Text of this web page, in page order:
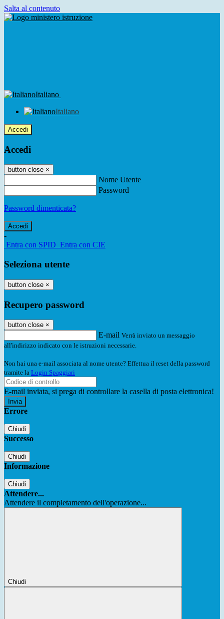
Salta al contenuto
Italiano
Italiano
Accedi
Accedi
button close ×
Nome Utente
Password
Password dimenticata?
-
Entra con SPID Entra con CIE
Seleziona utente
button close ×
Recupero password
button close ×
E-mail Verrà inviato un messaggio
all'indirizzo indicato con le istruzioni necessarie.
Non hai una e-mail associata al nome utente? Effettua il reset della password
tramite la Login Spaggiari
E-mail inviata, si prega di controllare la casella di posta elettronica!
Errore
Chiudi
Successo
Chiudi
Informazione
Chiudi
Attendere...
Attendere il completamento dell'operazione...
Chiudi